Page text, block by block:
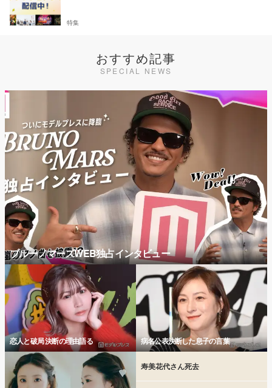
特集
おすすめ記事
SPECIAL NEWS
ブルーノマーズWEB独占インタビュー
恋人と破局 決断の理由語る 病名公表決断した息子の言葉
寿美花代さん死去